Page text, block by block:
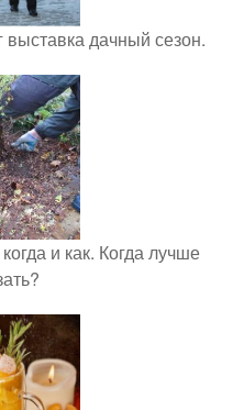
выставка дачный сезон.
и как. Когда лучше